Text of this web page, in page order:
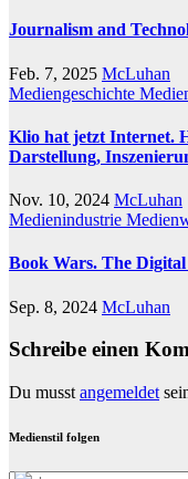
Journalism and
Feb. 7, 2025 McLuhan
Mediengeschichte
Klio hat jetzt Internet.
Darstellung,
Nov. 10, 2024 McLuhan
Medienindustrie
Book Wars. The
Sep. 8, 2024 McLuhan
Schreibe einen
Du musst angemeldet
Medienstil folgen